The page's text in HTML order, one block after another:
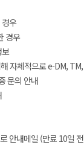
우
경우
자체적으로 e-DM,
문의 안내
안내메일 (만료 10일